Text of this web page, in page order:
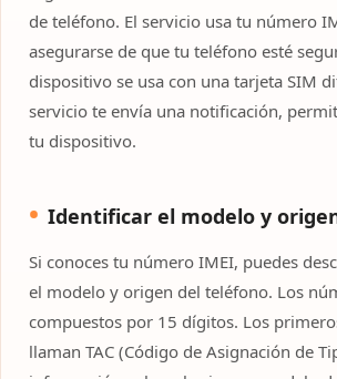
de teléfono. El servicio usa tu número
asegurarse de que tu teléfono esté
dispositivo se usa con una tarjeta SIM
servicio te envía una notificación,
tu dispositivo.
Identificar el modelo y
Si conoces tu número IMEI, puedes
el modelo y origen del teléfono. Los
compuestos por 15 dígitos. Los
llaman TAC (Código de Asignación de